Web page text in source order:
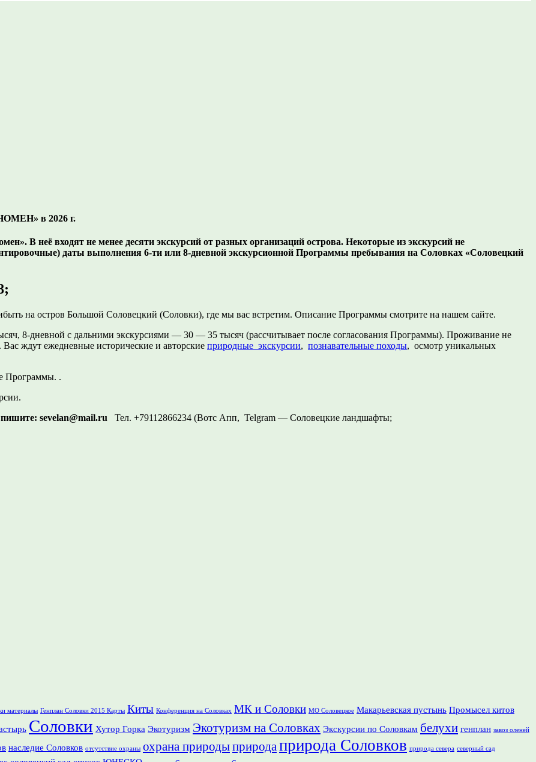
в 2026 г.
В неё входят не менее десяти экскурсий от разных организаций острова. Некоторые из экскурсий не
даты выполнения 6-ти или 8-дневной экскурсионной Программы пребывания на Соловках «Соловецкий
на остров Большой Соловецкий (Соловки), где мы вас встретим. Описание Программы смотрите на нашем сайте.
8-дневной с дальними экскурсиями — 30 — 35 тысяч (рассчитывает после согласования Программы). Проживание не
ждут ежедневные исторические и авторские природные экскурсии, познавательные походы, осмотр уникальных
Программы. .
пишите: sevelan@mail.ru Тел. +79112866234 (Вотс Апп, Telgram — Соловецкие ландшафты;
материалы Генплан Соловки 2015 Карты Киты Конференция на Соловках МК и Соловки МО Соловецкое Макарьевская пустынь Промысел китов
Соловки Хутор Горка Экотуризм Экотуризм на Соловках Экскурсии по Соловкам белухи генплан завоз оленей
наследие Соловков отсутствие охраны охрана природыприродаприрода Соловков природа севера северный сад